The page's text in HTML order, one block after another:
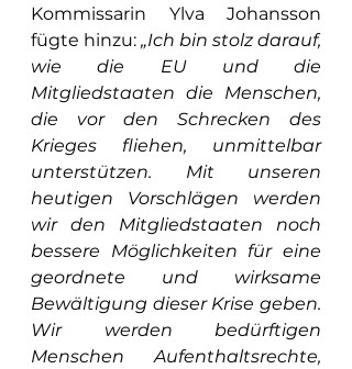
Kommissarin Ylva Johansson
fügte hinzu: „Ich bin stolz darauf,
wie die EU und die
Mitgliedstaaten die Menschen,
die vor den Schrecken des
Krieges fliehen, unmittelbar
unterstützen. Mit unseren
heutigen Vorschlägen werden
wir den Mitgliedstaaten noch
bessere Möglichkeiten für eine
geordnete und wirksame
Bewältigung dieser Krise geben.
Wir werden bedürftigen
Menschen Aufenthaltsrechte,